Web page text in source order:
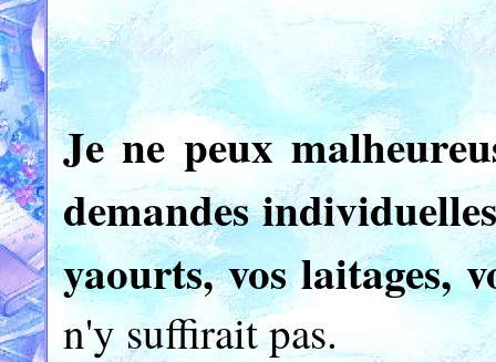
Je ne peux
demandes
yaourts, vos laitages,
n'y suffirait pas.